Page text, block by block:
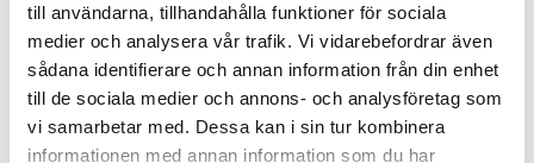
till användarna, tillhandahålla funktioner för sociala
medier och analysera vår trafik. Vi vidarebefordrar även
sådana identifierare och annan information från din enhet
till de sociala medier och annons- och analysföretag som
vi samarbetar med. Dessa kan i sin tur kombinera
informationen med annan information som du har
Kort om kursen
60 hp, halvfart under fyra terminer
Plats:Ericastiftelsens lokaler, Odengatan 9, Stockholm